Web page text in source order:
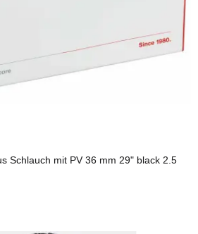
Schlauch mit PV 36 mm 29" black 2.5